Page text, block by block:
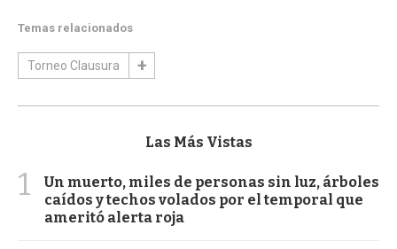
Temas relacionados
Torneo Clausura
Las Más Vistas
1
Un muerto, miles de personas sin luz, árboles
caídos y techos volados por el temporal que
ameritó alerta roja